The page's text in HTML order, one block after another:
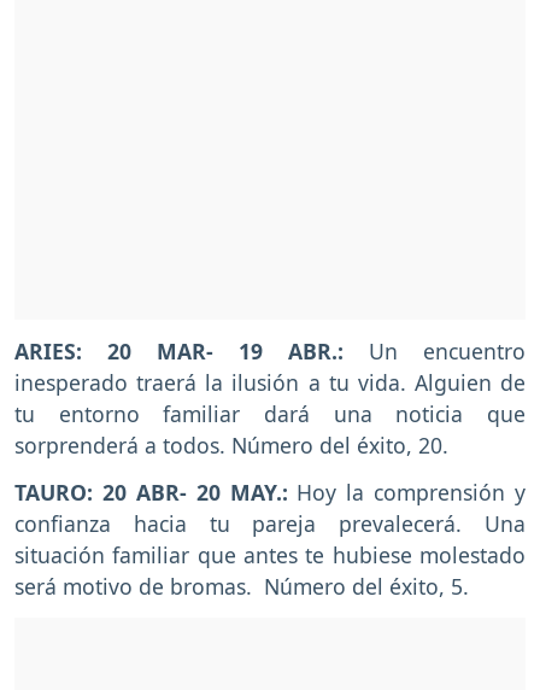
ARIES: 20 MAR- 19 ABR.: Un encuentro
inesperado traerá la ilusión a tu vida. Alguien de
tu entorno familiar dará una noticia que
sorprenderá a todos. Número del éxito, 20.
TAURO: 20 ABR- 20 MAY.: Hoy la comprensión y
confianza hacia tu pareja prevalecerá. Una
situación familiar que antes te hubiese molestado
será motivo de bromas. Número del éxito, 5.